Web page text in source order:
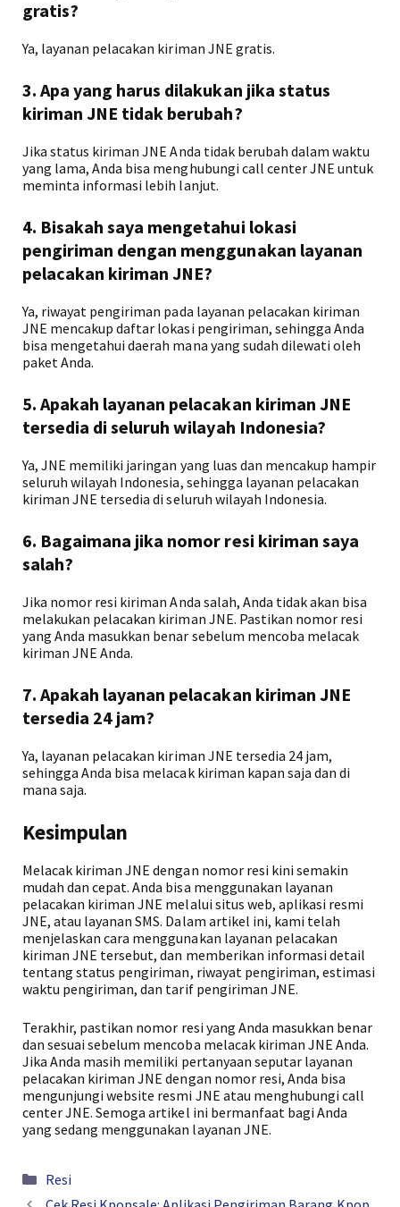
gratis?
Ya, layanan pelacakan kiriman JNE gratis.
3. Apa yang harus dilakukan jika status
kiriman JNE tidak berubah?
Jika status kiriman JNE Anda tidak berubah dalam waktu
yang lama, Anda bisa menghubungi call center JNE untuk
meminta informasi lebih lanjut.
4. Bisakah saya mengetahui lokasi
pengiriman dengan menggunakan layanan
pelacakan kiriman JNE?
Ya, riwayat pengiriman pada layanan pelacakan kiriman
JNE mencakup daftar lokasi pengiriman, sehingga Anda
bisa mengetahui daerah mana yang sudah dilewati oleh
paket Anda.
5. Apakah layanan pelacakan kiriman JNE
tersedia di seluruh wilayah Indonesia?
Ya, JNE memiliki jaringan yang luas dan mencakup hampir
seluruh wilayah Indonesia, sehingga layanan pelacakan
kiriman JNE tersedia di seluruh wilayah Indonesia.
6. Bagaimana jika nomor resi kiriman saya
salah?
Jika nomor resi kiriman Anda salah, Anda tidak akan bisa
melakukan pelacakan kiriman JNE. Pastikan nomor resi
yang Anda masukkan benar sebelum mencoba melacak
kiriman JNE Anda.
7. Apakah layanan pelacakan kiriman JNE
tersedia 24 jam?
Ya, layanan pelacakan kiriman JNE tersedia 24 jam,
sehingga Anda bisa melacak kiriman kapan saja dan di
mana saja.
Kesimpulan
Melacak kiriman JNE dengan nomor resi kini semakin
mudah dan cepat. Anda bisa menggunakan layanan
pelacakan kiriman JNE melalui situs web, aplikasi resmi
JNE, atau layanan SMS. Dalam artikel ini, kami telah
menjelaskan cara menggunakan layanan pelacakan
kiriman JNE tersebut, dan memberikan informasi detail
tentang status pengiriman, riwayat pengiriman, estimasi
waktu pengiriman, dan tarif pengiriman JNE.
Terakhir, pastikan nomor resi yang Anda masukkan benar
dan sesuai sebelum mencoba melacak kiriman JNE Anda.
Jika Anda masih memiliki pertanyaan seputar layanan
pelacakan kiriman JNE dengan nomor resi, Anda bisa
mengunjungi website resmi JNE atau menghubungi call
center JNE. Semoga artikel ini bermanfaat bagi Anda
yang sedang menggunakan layanan JNE.
Kategori
Resi